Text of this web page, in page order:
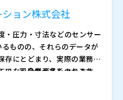
ョン株式会社
・圧力・寸法などのセンサー
ものの、それらのデータが
存にとどまり、実際の業務改
ない企業が多くあります。
て、不良の予兆をつかみた
う考えている現場は多くあり